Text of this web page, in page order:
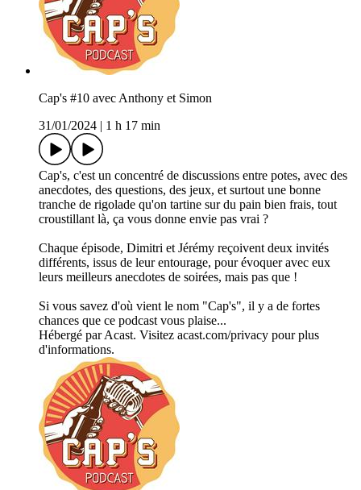
Cap's #10 avec Anthony et Simon
31/01/2024
1 h 17 min
Cap's, c'est un concentré de discussions entre potes, avec des
anecdotes, des questions, des jeux, et surtout une bonne
tranche de rigolade qu'on tartine sur du pain bien frais, tout
croustillant là, ça vous donne envie pas vrai ?
Chaque épisode, Dimitri et Jérémy reçoivent deux invités
différents, issus de leur entourage, pour évoquer avec eux
leurs meilleurs anecdotes de soirées, mais pas que !
Si vous savez d'où vient le nom "Cap's", il y a de fortes
chances que ce podcast vous plaise...
Hébergé par Acast. Visitez acast.com/privacy pour plus
d'informations.